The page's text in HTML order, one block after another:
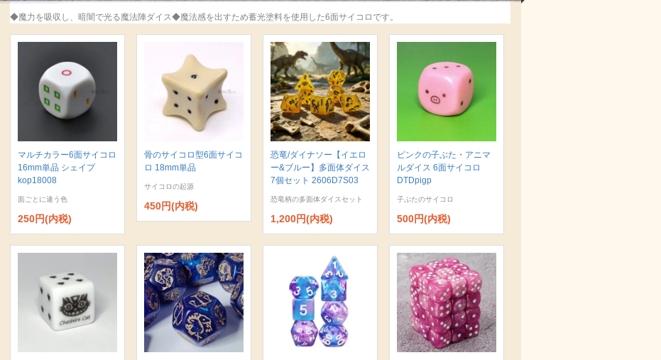
◆魔力を吸収し、暗闇で光る魔法陣ダイス◆魔法感を出すため蓄光塗料を使用した6面サイコロです。
マルチカラー6面サイコロ
16mm単品 シェイプ
kop18008
面ごとに違う色
250円(内税)
骨のサイコロ型6面サイコ
ロ 18mm単品
サイコロの起源
450円(内税)
恐竜/ダイナソー【イエロ
ー&ブルー】多面体ダイス
7個セット 2606D7S03
恐竜柄の多面体ダイスセット
1,200円(内税)
ピンクの子ぶた・アニマ
ルダイス 6面サイコロ
DTDpigp
子ぶたのサイコロ
500円(内税)